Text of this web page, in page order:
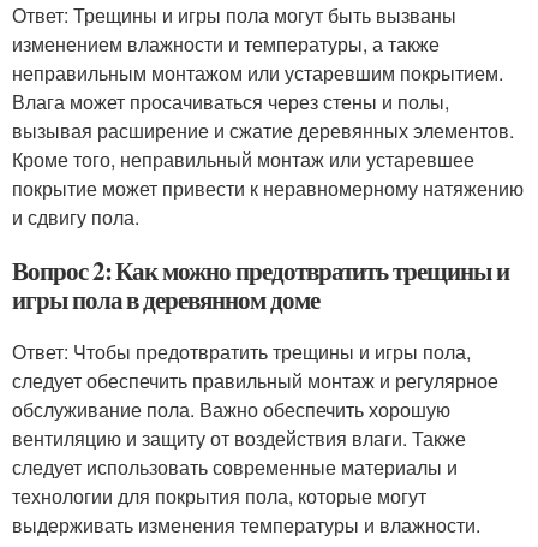
Ответ: Трещины и игры пола могут быть вызваны
изменением влажности и температуры, а также
неправильным монтажом или устаревшим покрытием.
Влага может просачиваться через стены и полы,
вызывая расширение и сжатие деревянных элементов.
Кроме того, неправильный монтаж или устаревшее
покрытие может привести к неравномерному натяжению
и сдвигу пола.
Вопрос 2: Как можно предотвратить трещины и
игры пола в деревянном доме
Ответ: Чтобы предотвратить трещины и игры пола,
следует обеспечить правильный монтаж и регулярное
обслуживание пола. Важно обеспечить хорошую
вентиляцию и защиту от воздействия влаги. Также
следует использовать современные материалы и
технологии для покрытия пола, которые могут
выдерживать изменения температуры и влажности.